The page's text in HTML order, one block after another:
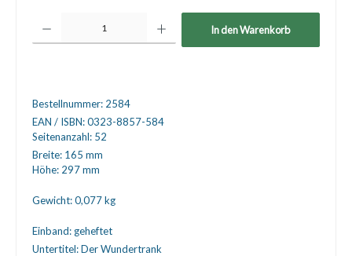
In den Warenkorb
Bestellnummer: 2584
EAN / ISBN:0323-8857-584
Seitenanzahl: 52
Breite: 165 mm
Höhe: 297 mm
Gewicht:0,077 kg
Einband: geheftet
Untertitel:Der Wundertrank